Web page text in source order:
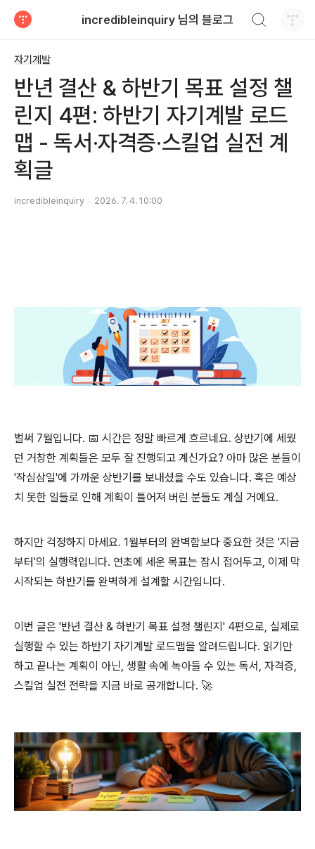
incredibleinquiry 님의 블로그
자기계발
반년 결산 & 하반기 목표 설정 챌
린지 4편: 하반기 자기계발 로드
맵 - 독서·자격증·스킬업 실전 계
획글
incredibleinquiry 2026. 7. 4. 10:00
벌써 7월입니다. 📅 시간은 정말 빠르게 흐르네요. 상반기에 세웠
던 거창한 계획들은 모두 잘 진행되고 계신가요? 아마 많은 분들이
'작심삼일'에 가까운 상반기를 보내셨을 수도 있습니다. 혹은 예상
치 못한 일들로 인해 계획이 틀어져 버린 분들도 계실 거예요.
하지만 걱정하지 마세요. 1월부터의 완벽함보다 중요한 것은 '지금
부터'의 실행력입니다. 연초에 세운 목표는 잠시 접어두고, 이제 막
시작되는 하반기를 완벽하게 설계할 시간입니다.
이번 글은 '반년 결산 & 하반기 목표 설정 챌린지' 4편으로, 실제로
실행할 수 있는 하반기 자기계발 로드맵을 알려드립니다. 읽기만
하고 끝나는 계획이 아닌, 생활 속에 녹아들 수 있는 독서, 자격증,
스킬업 실전 전략을 지금 바로 공개합니다. 🚀